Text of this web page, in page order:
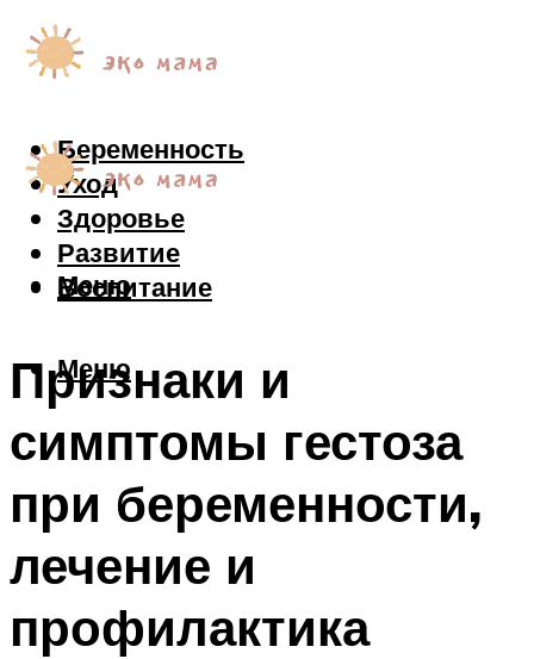
Беременность
Уход
Здоровье
Развитие
Воспитание
Меню
Меню
Признаки и
симптомы гестоза
при беременности,
лечение и
профилактика